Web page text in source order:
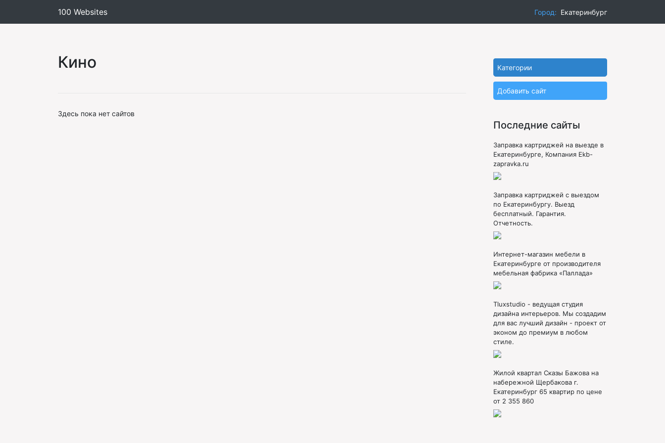
100 Websites Город: Екатеринбург
Кино
Здесь пока нет сайтов
Категории
Добавить сайт
Последние сайты
Заправка картриджей на выезде в
Екатеринбурге, Компания Ekb-
zapravka.ru
Заправка картриджей с выездом
по Екатеринбургу. Выезд
бесплатный. Гарантия.
Отчетность.
Интернет-магазин мебели в
Екатеринбурге от производителя
мебельная фабрика «Паллада»
Tluxstudio - ведущая студия
дизайна интерьеров. Мы создадим
для вас лучший дизайн - проект от
эконом до премиум в любом
стиле.
Жилой квартал Сказы Бажова на
набережной Щербакова г.
Екатеринбург 65 квартир по цене
от 2 355 860